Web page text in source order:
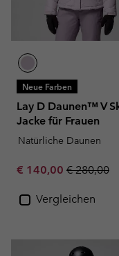
Neue Farben
Lay D Daunen™ V
Jacke für Frauen
Natürliche Daunen
Sale price:
€ 140,00 Regular
€ 280,00
Vergleichen